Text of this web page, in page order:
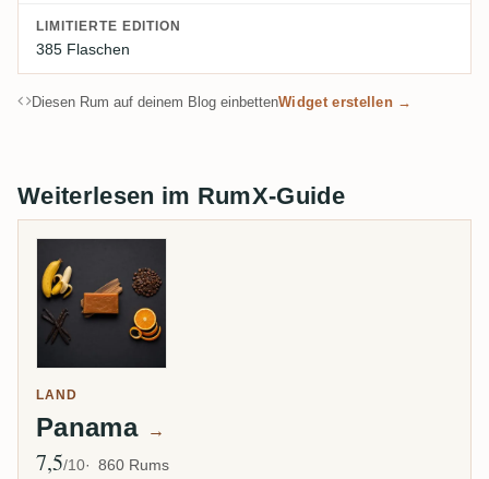
LIMITIERTE EDITION
385 Flaschen
Diesen Rum auf deinem Blog einbettenWidget erstellen →
Weiterlesen im RumX-Guide
LAND
Panama →
Ø Bewertung
7,5/10 860 Rums